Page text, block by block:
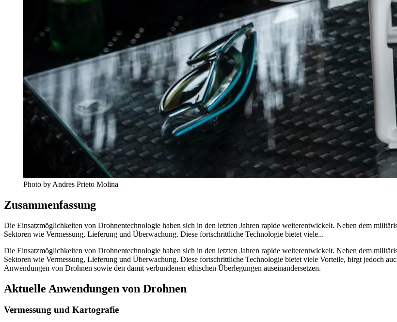
Photo by Andres Prieto Molina
Zusammenfassung
Die Einsatzmöglichkeiten von Drohnentechnologie haben sich in den letzten Jahren rapide weiterentwickelt. Neben dem
Sektoren wie Vermessung, Lieferung und Überwachung. Diese fortschrittliche Technologie bietet viele...
Die Einsatzmöglichkeiten von Drohnentechnologie haben sich in den letzten Jahren rapide weiterentwickelt. Neben dem
Sektoren wie Vermessung, Lieferung und Überwachung. Diese fortschrittliche Technologie bietet viele Vorteile, birgt jedoch
Anwendungen von Drohnen sowie den damit verbundenen ethischen Überlegungen auseinandersetzen.
Aktuelle Anwendungen von Drohnen
Vermessung und Kartografie